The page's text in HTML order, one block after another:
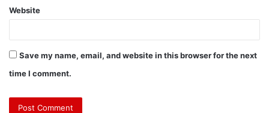
Website
Save my name, email, and website in this browser for the next
time I comment.